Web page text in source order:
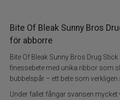
Spinnflugor
Fiskelinor
Bite Of Bleak Sunny Bros
för abborre
Bite Of Bleak Sunny Bros Drug
finessebete med unika ribbor som
bubbelspår – ett bete som verkligen
Under fallet fångar svansen